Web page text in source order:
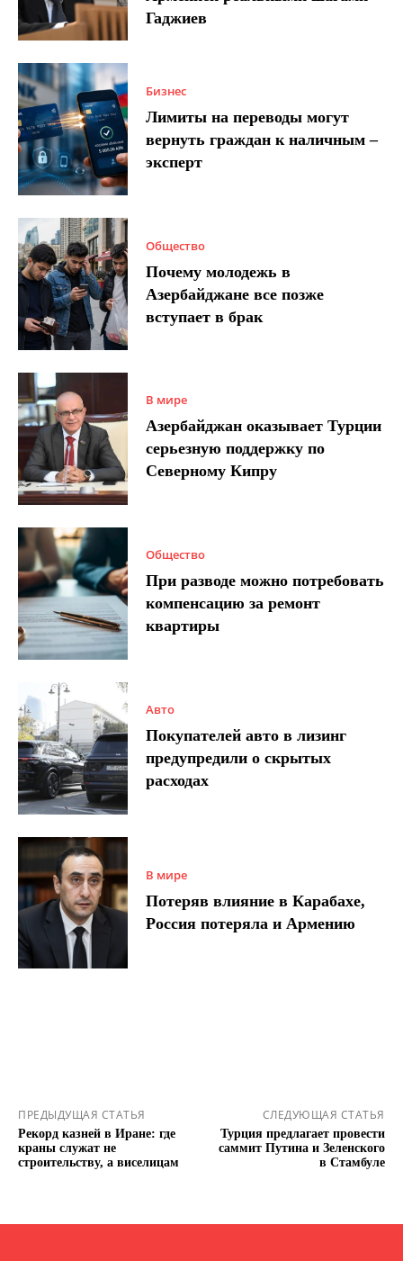
Гаджиев
Бизнес
Лимиты на переводы могут
вернуть граждан к наличным –
эксперт
Общество
Почему молодежь в
Азербайджане все позже
вступает в брак
В мире
Азербайджан оказывает Турции
серьезную поддержку по
Северному Кипру
Общество
При разводе можно потребовать
компенсацию за ремонт
квартиры
Авто
Покупателей авто в лизинг
предупредили о скрытых
расходах
В мире
Потеряв влияние в Карабахе,
Россия потеряла и Армению
ПРЕДЫДУЩАЯ СТАТЬЯ
Рекорд казней в Иране: где
краны служат не
строительству, а виселицам
СЛЕДУЮЩАЯ СТАТЬЯ
Турция предлагает провести
саммит Путина и Зеленского
в Стамбуле